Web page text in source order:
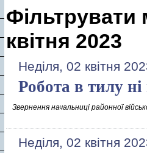
Фільтрувати
квітня 2023
Неділя, 02 квітня
Робота в тилу
Звернення начальниці районної
Неділя, 02 квітня